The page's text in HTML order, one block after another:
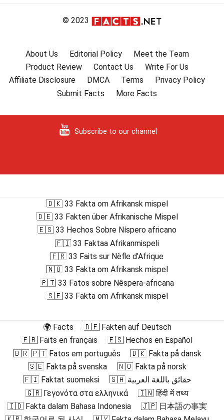
© 2023
About Us Editorial Policy
Meet the Team
Product Review
Contact Us
Write For Us
Affiliate Disclosure
DMCA Terms
Privacy Policy
Submit Facts
More Facts
Subscribe to our channel
🇩🇰 33 Fakta om Afrikansk mispel
🇩🇪 33 Fakten über Afrikanische Mispel
🇪🇸 33 Hechos Sobre Níspero africano
🇫🇮 33 Faktaa Afrikanmispeli
🇫🇷 33 Faits sur Nèfle d'Afrique
🇳🇴 33 Fakta om Afrikansk mispel
🇵🇹 33 Fatos sobre Nêspera-africana
🇸🇪 33 Fakta om Afrikansk mispel
🌍 Facts
🇩🇪 Fakten auf Deutsch
🇫🇷 Faits en français
🇪🇸 Hechos en Español
🇧🇷 🇵🇹 Fatos em português
🇩🇰 Fakta på dansk
🇸🇪 Fakta på svenska
🇳🇴 Fakta på norsk
🇫🇮 Faktat suomeksi
🇸🇦 حقائق باللغة العربية
🇬🇷 Γεγονότα στα ελληνικά
🇮🇳 हिंदी में तथ्य
🇮🇩 Fakta dalam Bahasa Indonesia
🇯🇵 日本語の事実